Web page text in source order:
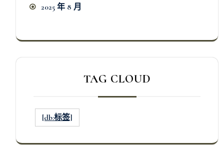
2025 年 8 月
TAG CLOUD
[db:标签]